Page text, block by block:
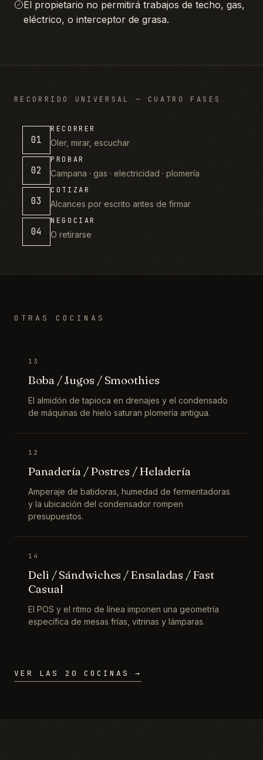
El propietario no permitirá trabajos de techo, gas,
eléctrico, o interceptor de grasa.
RECORRIDO UNIVERSAL — CUATRO FASES
01
RECORRER
Oler, mirar, escuchar
02
PROBAR
Campana · gas · electricidad · plomería
03
COTIZAR
Alcances por escrito antes de firmar
04
NEGOCIAR
O retirarse
OTRAS COCINAS
13
Boba / Jugos / Smoothies
El almidón de tapioca en drenajes y el condensado
de máquinas de hielo saturan plomería antigua.
12
Panadería / Postres / Heladería
Amperaje de batidoras, humedad de fermentadoras
y la ubicación del condensador rompen
presupuestos.
14
Deli / Sándwiches / Ensaladas / Fast
Casual
El POS y el ritmo de línea imponen una geometría
específica de mesas frías, vitrinas y lámparas.
VER LAS 20 COCINAS →